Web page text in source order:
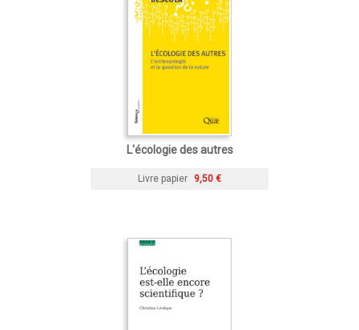
L'écologie des autres
Livre papier 9,50 €